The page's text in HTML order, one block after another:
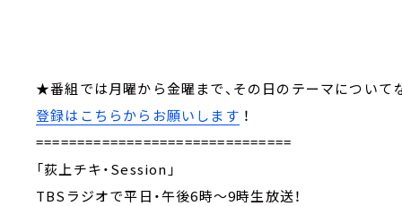
★番組では月曜から金曜まで、その日のテーマについて
登録はこちらからお願いします ！
===============================
「荻上チキ・Session」
TBSラジオで平日・午後6時～9時生放送！